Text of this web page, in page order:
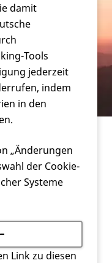
nach
)
stellen?
meinem Tod der
stellen?
Ulm und
sehr
einen Termin
zu beraten.
damit
Tools
jederzeit
indem
in den
„Änderungen
der Cookie-
Systeme
Link zu diesen